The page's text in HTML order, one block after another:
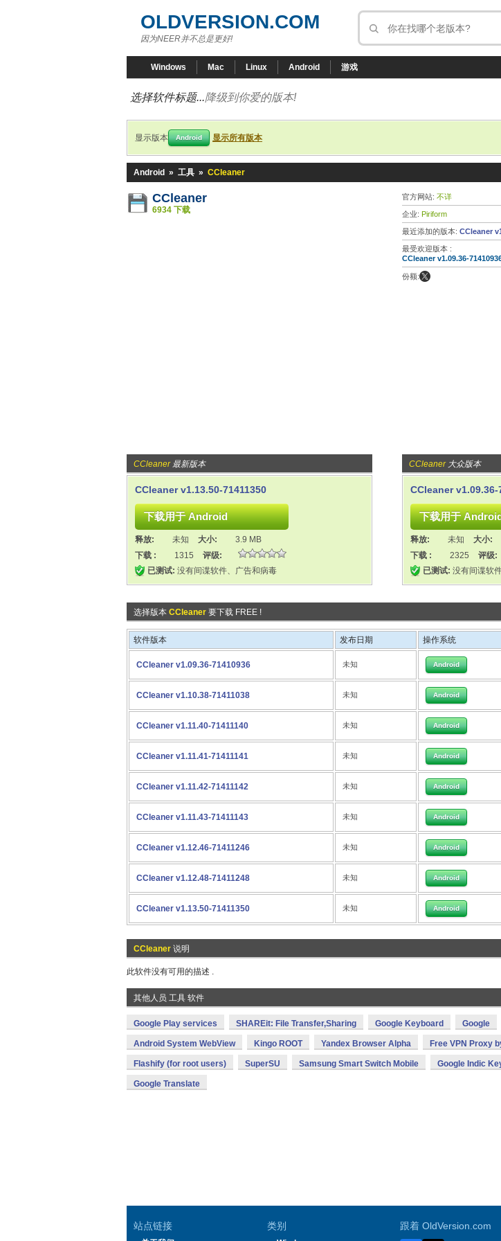
OLDVERSION.COM
因为NEER并不总是更好!
Windows Mac Linux Android 游戏
选择软件标题...降级到你爱的版本!
显示版本 Android 显示所有版本
Android » 工具 » CCleaner
CCleaner
6934 下载
官方网站: 不详
企业: Piriform
最近添加的版本: CCleaner
最受欢迎版本 :
CCleaner v1.09.36-
份额:
CCleaner最新版本
CCleaner v1.13.50-71411350
释放: 未知 大小:
3.9 MB
下载 :
1315
评级:
已测试: 没有间谍软件、广告和病毒
CCleaner大众版本
CCleaner v1.09.36-
释放: 未知 大小:
下载 :
2325
评级:
已测试: 没有间谍软
选择版本 CCleaner 要下载 FREE !
软件版本 发布日期 操作系统
CCleaner v1.09.36-71410936 未知 Android
CCleaner v1.10.38-71411038 未知 Android
CCleaner v1.11.40-71411140 未知 Android
CCleaner v1.11.41-71411141 未知 Android
CCleaner v1.11.42-71411142 未知 Android
CCleaner v1.11.43-71411143 未知 Android
CCleaner v1.12.46-71411246 未知 Android
CCleaner v1.12.48-71411248 未知 Android
CCleaner v1.13.50-71411350 未知 Android
CCleaner 说明
此软件没有可用的描述 .
其他人员 工具 软件
Google Play services SHAREit: File Transfer,Sharing Google Keyboard Google
Android System WebView Kingo ROOT Yandex Browser Alpha Free VPN Proxy
Flashify (for root users) SuperSU Samsung Smart Switch Mobile Google Indic
Google Translate
站点链接 类别 跟着 OldVersion.com